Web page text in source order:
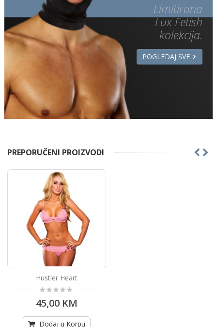
Limitirana
Lux Fetish
kolekcija.
POGLEDAJ SVE
PREPORUČENI PROIZVODI
Hustler Heart
Rating:
0%
45,00 KM
Dodaj u Korpu